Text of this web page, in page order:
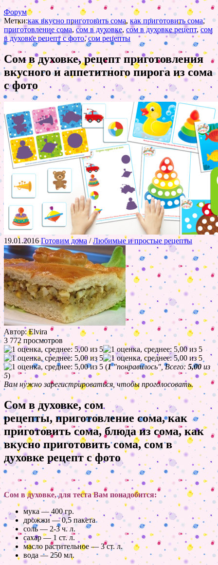
Форум
Метки:как вкусно приготовить сома, как приготовить сома,
приготовление сома, сом в духовке, сом в духовке рецепт,сом
в духовке рецепт с фото,сом рецепты
Сом в духовке, рецепт приготовления
вкусного и аппетитного пирога из сома
с фото
19.01.2016Готовим дома /Любимые и простые рецепты
Автор: Elvira
3 772 просмотров
(1"понравилось", Всего: 5,00 из
5)
Вам нужно зарегистрироваться, чтобы проголосовать.
Сом в духовке, сом
рецепты, приготовление сома, как
приготовить сома, блюда из сома, как
вкусно приготовить сома, сом в
духовке рецепт с фото
Сом в духовке, для теста Вам понадобится:
мука — 400 гр.
дрожжи — 0,5 пакета
соль — 2-3 ч. л.
сахар — 1 ст. л.
масло растительное — 3 ст. л.
вода — 250 мл.